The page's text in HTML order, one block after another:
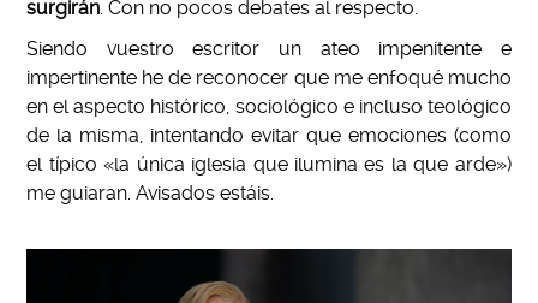
surgirán . Con no pocos debates al respecto.
Siendo vuestro escritor un ateo impenitente e
impertinente he de reconocer que me enfoqué mucho
en el aspecto histórico, sociológico e incluso teológico
de la misma, intentando evitar que emociones (como
el típico «la única iglesia que ilumina es la que arde»)
me guiaran. Avisados estáis.